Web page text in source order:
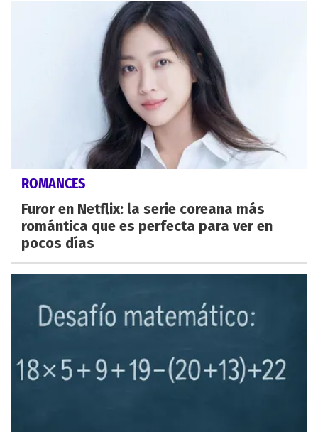
ROMANCES
Furor en Netflix: la serie coreana más
romántica que es perfecta para ver en
pocos días